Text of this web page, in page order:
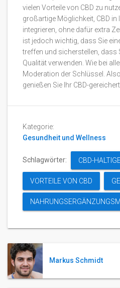
vielen Vorteile von CBD zu
großartige Möglichkeit, CBD in
integrieren, ohne dafür extra
ist jedoch wichtig, dass Sie
treffen und sicherstellen, dass
Qualität verwenden. Wie bei
Moderation der Schlüssel.
genießen Sie Ihr CBD-
Kategorie:
Gesundheit und Wellness
Schlagwörter: CBD-
VORTEILE VON CBD
Markus Schmidt